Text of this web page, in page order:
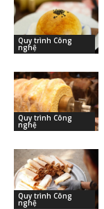
Quy trình Công
nghệ
Quy trình Công
nghệ
Quy trình Công
nghệ